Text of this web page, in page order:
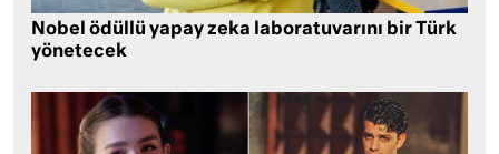
Nobel ödüllü yapay zeka laboratuvarını bir Türk
yönetecek